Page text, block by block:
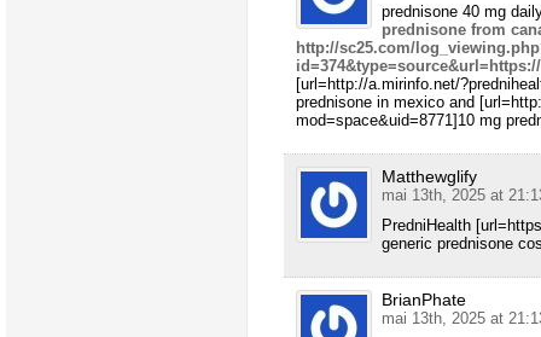
prednisone 40 mg
prednisone from
http://sc25.com/
[url=http://a.mirinfo.net/
prednisone in mexico and
mod=space&uid=8771]10 mg
Matthewglify
mai 13th, 2025 at
PredniHealth
generic prednisone
BrianPhate
mai 13th, 2025 at